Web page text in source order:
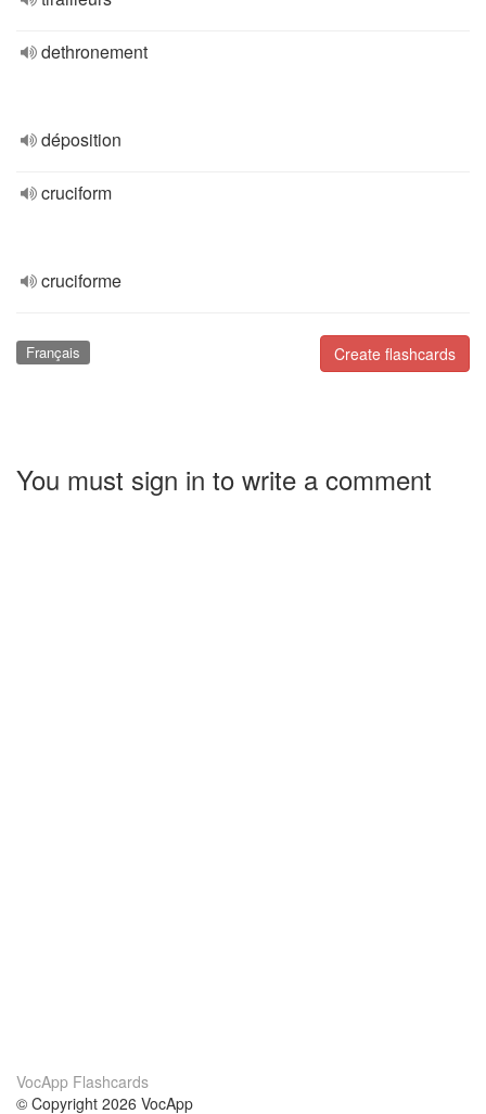
dethronement
déposition
cruciform
cruciforme
Create flashcards
Français
You must sign in to write a comment
VocApp Flashcards
© Copyright 2026 VocApp